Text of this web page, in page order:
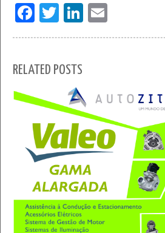
Facebook
TwitterLinkedIn
RELATED POSTS